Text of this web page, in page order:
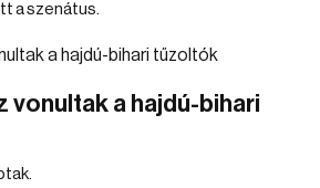
a szenátus.
vonultak a hajdú-bihari